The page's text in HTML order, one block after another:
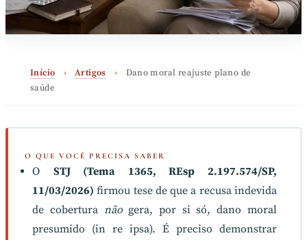
Início › Artigos ›
Dano moral reajuste plano de
saúde
O QUE VOCÊ PRECISA SABER
O STJ (Tema 1365, REsp 2.197.574/SP,
11/03/2026) firmou tese de que a recusa indevida
de cobertura nãogera, por si só, dano moral
presumido (in re ipsa). É preciso demonstrar